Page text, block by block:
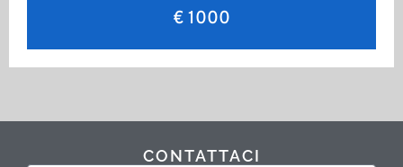
€ 1000
CONTATTACI